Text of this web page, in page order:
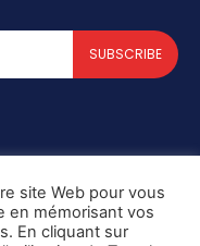
SUBSCRIBE
reserved
site Web pour vous
en mémorisant vos
En cliquant sur